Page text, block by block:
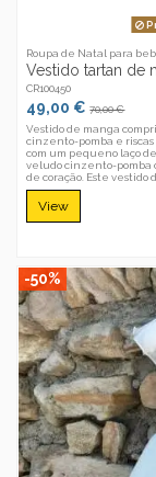
Roupa de Natal para
Vestido tartan de
CR100450
49,00 €70,00 €
Vestido de manga
cinzento-pomba e
com um pequeno laço
veludo cinzento-pomba
de coração. Este vestido
View
-50%